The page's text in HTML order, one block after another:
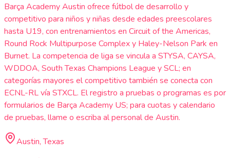
Barça Academy Austin ofrece fútbol de desarrollo y
competitivo para niños y niñas desde edades preescolares
hasta U19, con entrenamientos en Circuit of the Americas,
Round Rock Multipurpose Complex y Haley-Nelson Park en
Burnet. La competencia de liga se vincula a STYSA, CAYSA,
WDDOA, South Texas Champions League y SCL; en
categorías mayores el competitivo también se conecta con
ECNL-RL vía STXCL. El registro a pruebas o programas es por
formularios de Barça Academy US; para cuotas y calendario
de pruebas, llame o escriba al personal de Austin.
Austin, Texas